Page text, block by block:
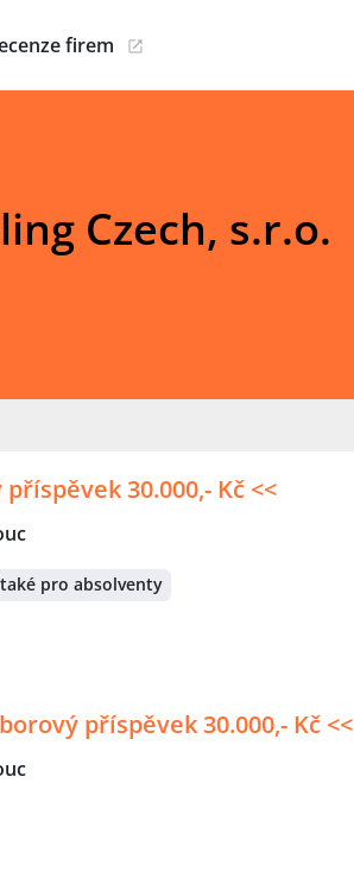
firem
Czech, s.r.o.
30.000,- Kč <<
pro absolventy
příspěvek 30.000,- Kč <<